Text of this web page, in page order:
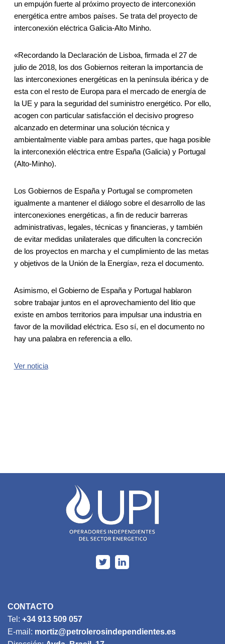
un empujón fuerte al próximo proyecto de interconexión
energética entre ambos países. Se trata del proyecto de
interconexión eléctrica Galicia-Alto Minho.
«Recordando la Declaración de Lisboa, firmada el 27 de
julio de 2018, los dos Gobiernos reiteran la importancia de
las interconexiones energéticas en la península ibérica y de
esta con el resto de Europa para el mercado de energía de
la UE y para la seguridad del suministro energético. Por ello,
acogen con particular satisfacción el decisivo progreso
alcanzado en determinar una solución técnica y
ambientalmente viable para ambas partes, que haga posible
la interconexión eléctrica entre España (Galicia) y Portugal
(Alto-Minho).
Los Gobiernos de España y Portugal se comprometen
igualmente a mantener el diálogo sobre el desarrollo de las
interconexiones energéticas, a fin de reducir barreras
administrativas, legales, técnicas y financieras, y también
de evitar medidas unilaterales que dificulten la concreción
de los proyectos en marcha y el cumplimiento de las metas
y objetivos de la Unión de la Energía», reza el documento.
Asimismo, el Gobierno de España y Portugal hablaron
sobre trabajar juntos en el aprovechamiento del litio que
existe en ambos territorios para impulsar una industria en
favor de la movilidad eléctrica. Eso sí, en el documento no
hay una palabra en referencia a ello.
Ver noticia
CONTACTO
Tel: +34 913 509 057
E-mail: mortiz@petrolerosindependientes.es